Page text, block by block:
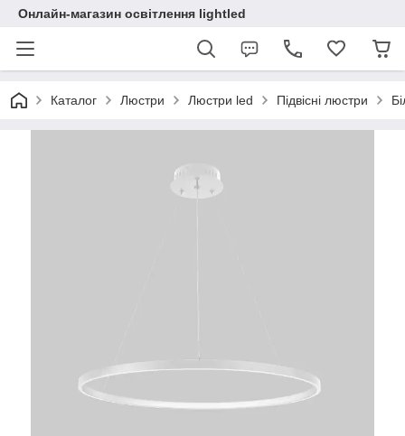
Онлайн-магазин освітлення lightled
Каталог Люстри Люстри led Підвісні люстри